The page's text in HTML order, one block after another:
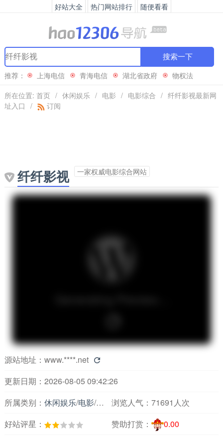
好站大全 热门网站排行 随便看看
搜索一下
推荐： 上海电信 青海电信 湖北省政府
物权法
所在位置: 首页 / 休闲娱乐 / 电影 / 电影综合 / 纤纤影视最新网
址入口 / 订阅
纤纤影视 一家权威电影综合网站
源站地址： www.****.net 
更新日期：2026-08-05 09:42:26
所属类别： 休闲娱乐/电影/电影综合浏览人气： 71691人次
好站评星：
赞助打赏： 0.00